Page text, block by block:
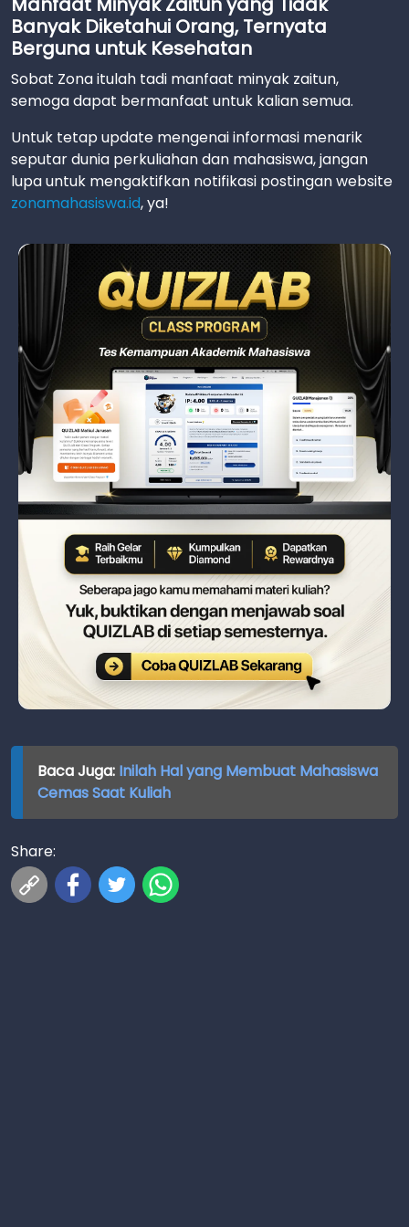
Banyak Diketahui Orang, Ternyata
Berguna untuk Kesehatan
Sobat Zona itulah tadi manfaat minyak zaitun,
semoga dapat bermanfaat untuk kalian semua.
Untuk tetap update mengenai informasi menarik
seputar dunia perkuliahan dan mahasiswa, jangan
lupa untuk mengaktifkan notifikasi postingan website
zonamahasiswa.id, ya!
Baca Juga: Inilah Hal yang Membuat Mahasiswa
Cemas Saat Kuliah
Share: